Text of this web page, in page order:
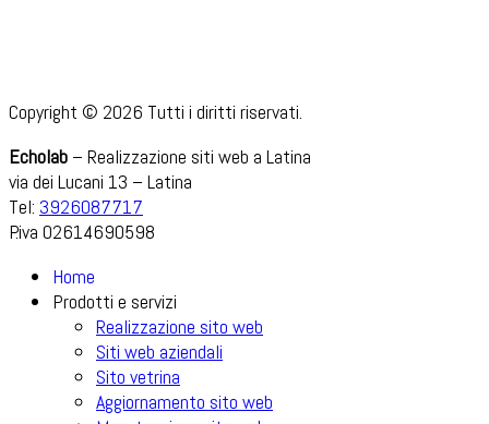
Copyright © 2026 Tutti i diritti riservati.
Echolab – Realizzazione siti web a Latina
via dei Lucani 13 – Latina
Tel: 3926087717
P.iva 02614690598
Home
Prodotti e servizi
Realizzazione sito web
Siti web aziendali
Sito vetrina
Aggiornamento sito web